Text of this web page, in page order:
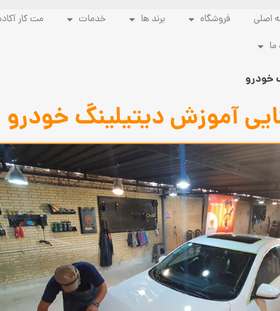
اصلی فروشگاه برند ها خدمات مت کار
ما
خودرو
آموزش دیتیلینگ خودرو